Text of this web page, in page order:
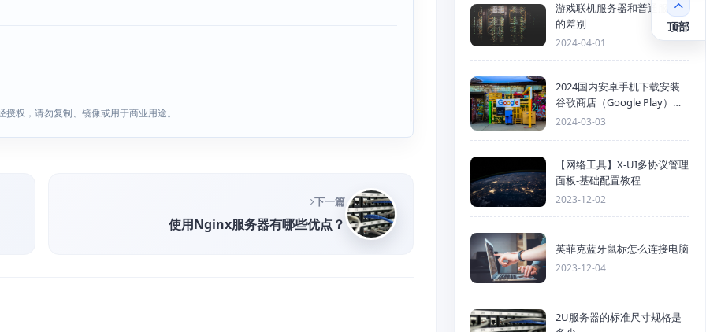
权，请勿复制、镜像或用于商业用途。
下一篇
使用Nginx服务器有哪些优点？
游戏联机服务器和普通服务器
的差别
2024-04-01
2024国内安卓手机下载安装
谷歌商店（Google Play）详
细步骤
2024-03-03
【网络工具】X-UI多协议管理
面板-基础配置教程
2023-12-02
英菲克蓝牙鼠标怎么连接电脑
2023-12-04
2U服务器的标准尺寸规格是
顶部